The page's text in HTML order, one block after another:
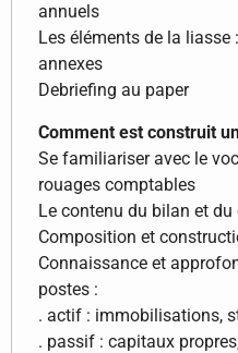
annuels
Les éléments de la
annexes
Debriefing au paper
Comment est construit
Se familiariser avec le
rouages comptables
Le contenu du bilan et
Composition et
Connaissance et
postes :
. actif : immobilisations,
. passif : capitaux